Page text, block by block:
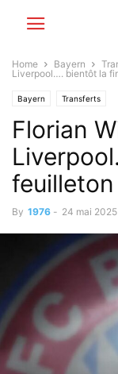
Home Bayern
Liverpool…. bientôt la
Bayern Transferts
Florian
feuilleton
By 1976 - 24 mai 2025